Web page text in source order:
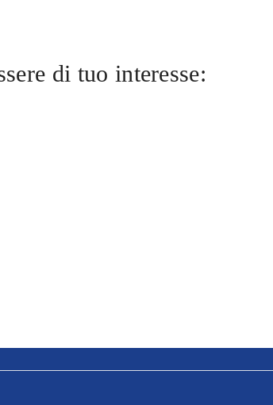
di tuo interesse: